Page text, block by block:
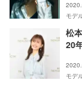
モデ
松
20
モデ